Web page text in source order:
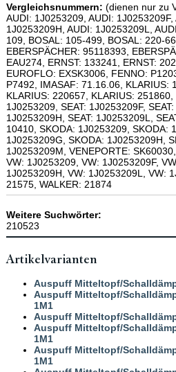
Vergleichsnummern: (dienen nur zu
AUDI: 1J0253209, AUDI:
1J0253209H, AUDI: 1J0253209L,
109, BOSAL: 105-499, BOSAL: 220-
EBERSPÄCHER: 95118393,
EAU274, ERNST: 133241, ERNST:
EUROFLO: EXSK3006, FENNO:
P7492, IMASAF: 71.16.06, KLARIUS:
KLARIUS: 220657, KLARIUS:
1J0253209, SEAT: 1J0253209F,
1J0253209H, SEAT: 1J0253209L,
10410, SKODA: 1J0253209, SKODA:
1J0253209G, SKODA: 1J0253209H,
1J0253209M, VENEPORTE:
VW: 1J0253209, VW: 1J0253209F,
1J0253209H, VW: 1J0253209L, VW:
21575, WALKER: 21874
Weitere Suchwörter:
210523
Artikelvarianten
Auspuff Mitteltopf/
Auspuff Mitteltopf/
1M1
Auspuff Mitteltopf/
Auspuff Mitteltopf/
1M1
Auspuff Mitteltopf/
1M1